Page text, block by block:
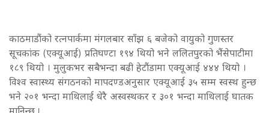
काठमाडौंको रत्नपार्कमा मंगलबार साँझ ६ बजेको वायुको गुणस्तर
सूचकांक (एक्यूआई) प्रतिघण्टा १९४ थियो भने ललितपुरको भैंसेपाटीमा
१८९ थियो । मुलुकभर सबैभन्दा बढी हेटौंडामा एक्यूआई ४४४ थियो ।
विश्व स्वास्थ्य संगठनको मापदण्डअनुसार एक्यूआई ३५ सम्म स्वस्थ हुन्छ
भने २०१ भन्दा माथिलाई धेरै अस्वस्थकर र ३०१ भन्दा माथिलाई घातक
मानिन्छ ।